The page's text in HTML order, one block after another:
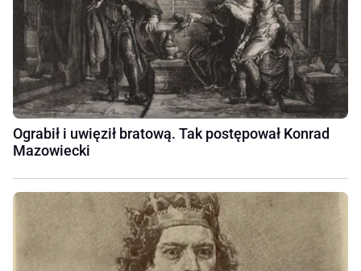
Ograbił i uwięził bratową. Tak postępował Konrad
Mazowiecki